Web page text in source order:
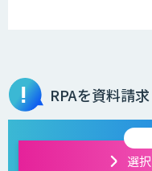
RPAを資料請求
選